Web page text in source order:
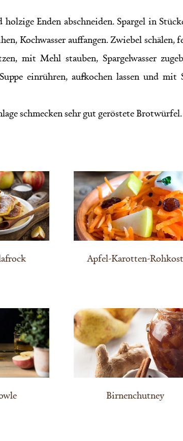
holzige Enden abschneiden. Spargel in
Kochwasser auffangen. Zwiebel
mit Mehl stauben, Spargelwasser
einrühren, aufkochen lassen und mit
schmecken sehr gut geröstete Brotwürfel.
Apfel-Karotten-Rohkost
Birnenchutney